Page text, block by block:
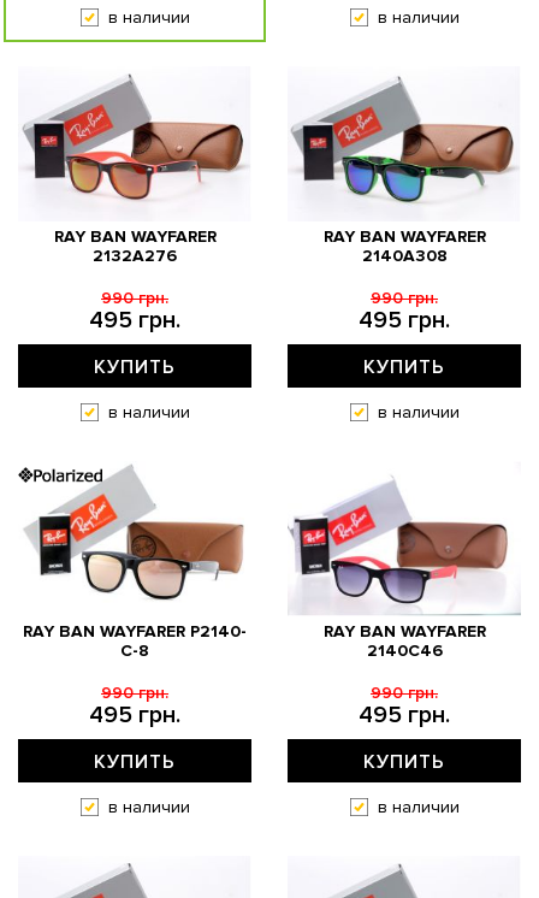
в наличии в наличии
RAY BAN WAYFARER
2132A276
495 грн.
990 грн.
КУПИТЬ
в наличии
RAY BAN WAYFARER
2140A308
495 грн.
990 грн.
КУПИТЬ
в наличии
RAY BAN WAYFARER P2140-
C-8
495 грн.
990 грн.
КУПИТЬ
в наличии
RAY BAN WAYFARER
2140C46
495 грн.
990 грн.
КУПИТЬ
в наличии